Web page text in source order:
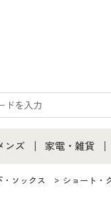
べて
ンズ
ンズ通販すべて
家電・雑貨
家電・雑貨す
・ソックス ショート・